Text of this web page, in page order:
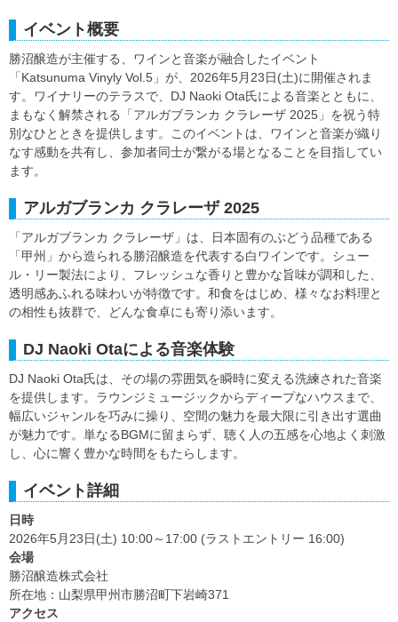
イベント概要
勝沼醸造が主催する、ワインと音楽が融合したイベント
「Katsunuma Vinyly Vol.5」が、2026年5月23日(土)に開催されま
す。ワイナリーのテラスで、DJ Naoki Ota氏による音楽とともに、
まもなく解禁される「アルガブランカ クラレーザ 2025」を祝う特
別なひとときを提供します。このイベントは、ワインと音楽が織り
なす感動を共有し、参加者同士が繋がる場となることを目指してい
ます。
アルガブランカ クラレーザ 2025
「アルガブランカ クラレーザ」は、日本固有のぶどう品種である
「甲州」から造られる勝沼醸造を代表する白ワインです。シュー
ル・リー製法により、フレッシュな香りと豊かな旨味が調和した、
透明感あふれる味わいが特徴です。和食をはじめ、様々なお料理と
の相性も抜群で、どんな食卓にも寄り添います。
DJ Naoki Otaによる音楽体験
DJ Naoki Ota氏は、その場の雰囲気を瞬時に変える洗練された音楽
を提供します。ラウンジミュージックからディープなハウスまで、
幅広いジャンルを巧みに操り、空間の魅力を最大限に引き出す選曲
が魅力です。単なるBGMに留まらず、聴く人の五感を心地よく刺激
し、心に響く豊かな時間をもたらします。
イベント詳細
日時
2026年5月23日(土) 10:00～17:00 (ラストエントリー 16:00)
会場
勝沼醸造株式会社
所在地：山梨県甲州市勝沼町下岩崎371
アクセス